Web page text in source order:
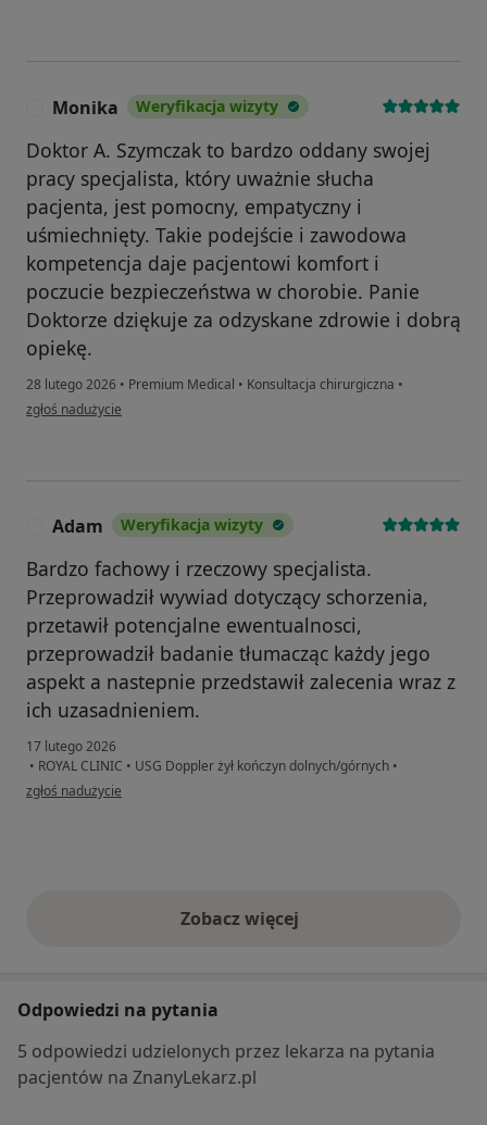
Monika Weryfikacja wizyty
Doktor A. Szymczak to bardzo oddany swojej
pracy specjalista, który uważnie słucha
pacjenta, jest pomocny, empatyczny i
uśmiechnięty. Takie podejście i zawodowa
kompetencja daje pacjentowi komfort i
poczucie bezpieczeństwa w chorobie. Panie
Doktorze dziękuje za odzyskane zdrowie i dobrą
opiekę.
28 lutego 2026 • Premium Medical • Konsultacja chirurgiczna •
w opinii użytkownika Monika
zgłoś nadużycie
Adam Weryfikacja wizyty
Bardzo fachowy i rzeczowy specjalista.
Przeprowadził wywiad dotyczący schorzenia,
przetawił potencjalne ewentualnosci,
przeprowadził badanie tłumacząc każdy jego
aspekt a nastepnie przedstawił zalecenia wraz z
ich uzasadnieniem.
17 lutego 2026
• ROYAL CLINIC • USG Doppler żył kończyn dolnych/górnych •
w opinii użytkownika Adam
zgłoś nadużycie
Zobacz więcejopinie powyżej
Odpowiedzi na pytania
5 odpowiedzi udzielonych przez lekarza na pytania
pacjentów na ZnanyLekarz.pl